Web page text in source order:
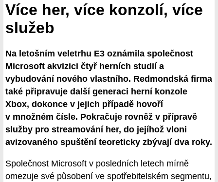
Více her, více konzolí, více
služeb
Na letošním veletrhu E3 oznámila společnost
Microsoft akvizici čtyř herních studií a
vybudování nového vlastního. Redmondská firma
také připravuje další generaci herní konzole
Xbox, dokonce v jejich případě hovoří
v množném čísle. Pokračuje rovněž v přípravě
služby pro streamování her, do jejíhož vloni
avizovaného spuštění teoreticky zbývají dva roky.
Společnost Microsoft v posledních letech mírně
omezuje své působení ve spotřebitelském segmentu,